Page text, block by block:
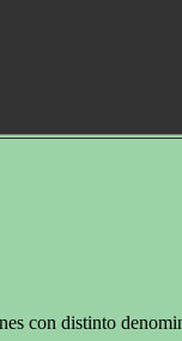
con distinto